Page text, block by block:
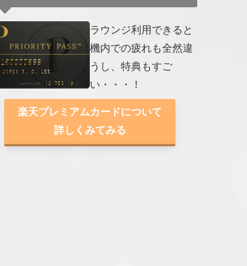
ラウンジ利用できると
機内での疲れも全然違
うし、特典もすご
い・・・！
楽天プレミアムカードについて
詳しくみてみる